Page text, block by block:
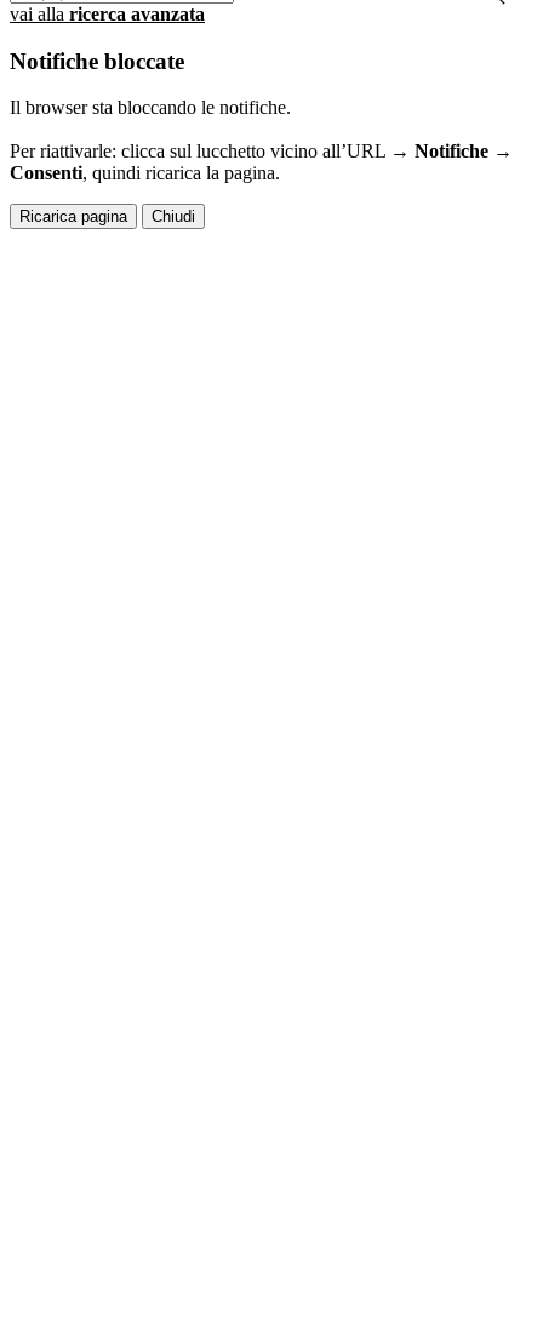
vai alla ricerca avanzata
Notifiche bloccate
Il browser sta bloccando le notifiche.
Per riattivarle: clicca sul lucchetto vicino all’URL → Notifiche →
Consenti, quindi ricarica la pagina.
Ricarica pagina Chiudi